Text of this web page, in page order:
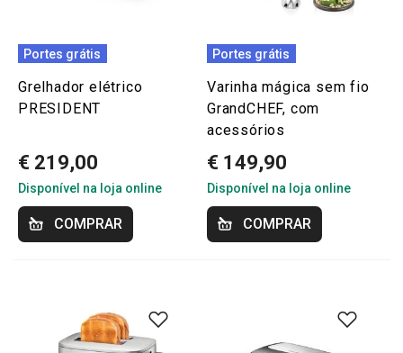
Portes grátis
Grelhador elétrico
PRESIDENT
€ 219,00
Disponível na loja online
COMPRAR
Portes grátis
Varinha mágica sem fio
GrandCHEF, com
acessórios
€ 149,90
Disponível na loja online
COMPRAR